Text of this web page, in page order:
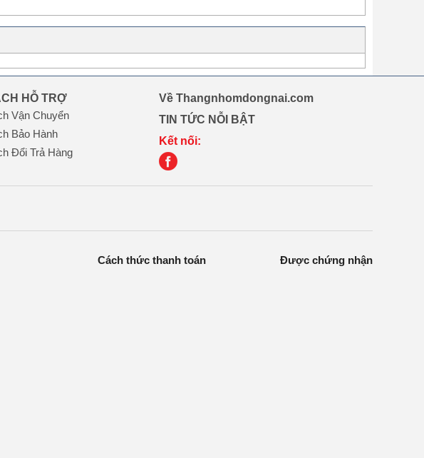
HỖ TRỢ
Vận Chuyển
Bảo Hành
Đổi Trả Hàng
Về Thangnhomdongnai.com
TIN TỨC NỖI BẬT
Kết nối:
Được chứng nhận
Cách thức thanh toán